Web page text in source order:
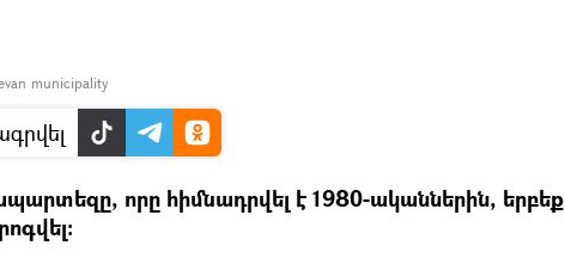
municipality
որը հիմնադրվել է 1980-ականներին, երբեք